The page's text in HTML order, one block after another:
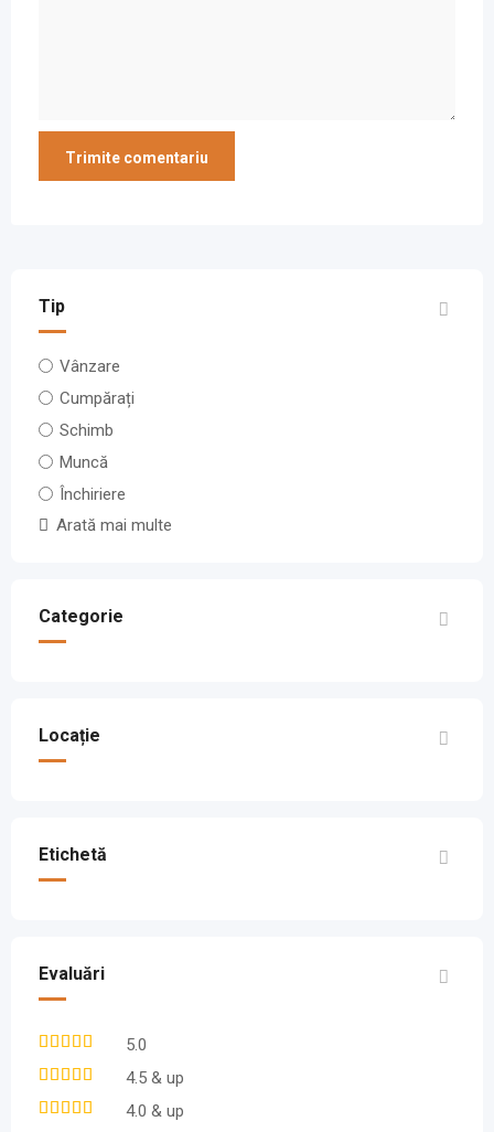
Tip
Vânzare
Cumpărați
Schimb
Muncă
Închiriere
Arată mai multe
Categorie
Locație
Etichetă
Evaluări
5.0
4.5 & up
4.0 & up